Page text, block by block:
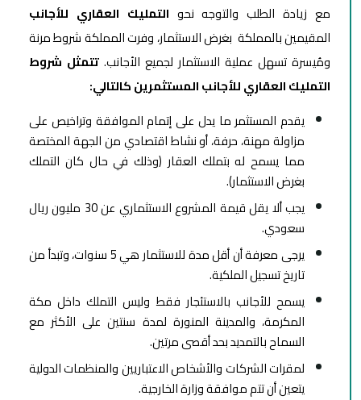
مع زيادة الطلب والتوجه نحو التمليك العقاري للأجانب
المقيمين بالمملكة بغرض الاستثمار، وفرت المملكة شروط مرنة
ومُيسرة تسهل عملية الاستثمار لجميع الأجانب. تتمثل شروط
التمليك العقاري للأجانب المستثمرين كالتالي:
يقدم المستثمر ما يدل على إتمام الموافقة وتراخيص على
مزاولة مهنة، حرفة، أو نشاط اقتصادي من الجهة المختصة
مما يسمح له بتملك العقار (وذلك في حال كان التملك
بغرض الاستثمار).
يجب ألا يقل قيمة المشروع الاستثماري عن 30 مليون ريال
سعودي.
يرجى معرفة أن أقل مدة للاستثمار هي 5 سنوات، وتبدأ من
تاريخ تسجيل الملكية.
يسمح للأجانب بالاستئجار فقط وليس التملك داخل مكة
المكرمة، والمدينة المنورة لمدة سنتين على الأكثر مع
السماح بالتمديد بحد أقصى مرتين.
لمقرات الشركات والأشخاص الاعتباريين والمنظمات الدولية
يتعين أن تتم موافقة وزارة الخارجية.